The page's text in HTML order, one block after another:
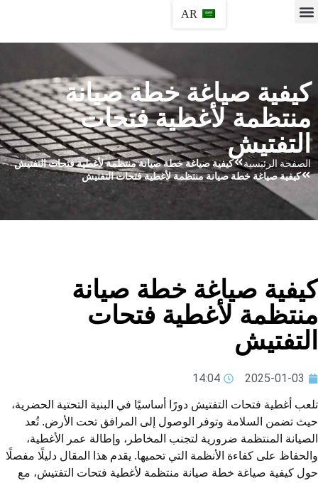
AR
كيفية صياغة خطة صيانة
منتظمة لأغطية فتحات
التفتيش
الصفحة الرئيسية
كيفية صياغة خطة صيانة منتظمة لأغطية فتحات التفتيش
كيفية صياغة خطة صيانة منتظمة لأغطية فتحات التفتيش
صياغة خطة صيانة
لأغطية فتحات
2025-01-03
14:04
أغطية فتحات التفتيش دورًا أساسيًا في البنية التحتية الحضرية،
تضمن السلامة وتوفر الوصول إلى المرافق تحت الأرض. تُعد
المنتظمة ضرورية لتجنب المخاطر، وإطالة عمر الأغطية،
على كفاءة الأنظمة التي تحميها. يقدم هذا المقال دليلًا مفصلًا
كيفية صياغة خطة صيانة منتظمة لأغطية فتحات التفتيش، مع